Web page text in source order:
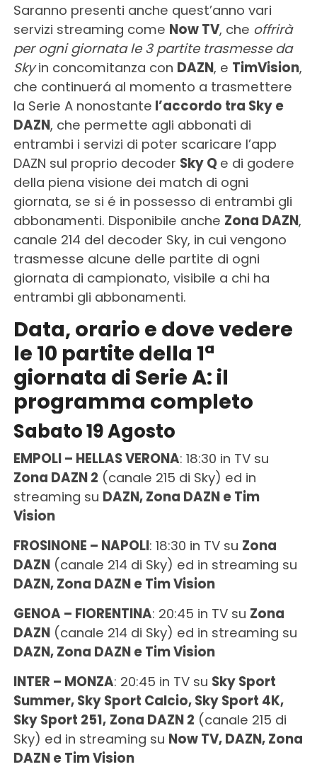
Saranno presenti anche quest’anno vari
servizi streaming come Now TV, che offrirà
per ogni giornata le 3 partite trasmesse da
Skyin concomitanza con DAZN, e TimVision,
che continuerá al momento a trasmettere
la Serie A nonostante l’accordo tra Sky e
DAZN, che permette agli abbonati di
entrambi i servizi di poter scaricare l’app
DAZN sul proprio decoder Sky Q e di godere
della piena visione dei match di ogni
giornata, se si é in possesso di entrambi gli
abbonamenti. Disponibile anche Zona DAZN,
canale 214 del decoder Sky, in cui vengono
trasmesse alcune delle partite di ogni
giornata di campionato, visibile a chi ha
entrambi gli abbonamenti.
Data, orario e dove vedere
le 10 partite della 1ª
giornata di Serie A: il
programma completo
Sabato 19 Agosto
EMPOLI – HELLAS VERONA: 18:30 in TV su
Zona DAZN 2 (canale 215 di Sky) ed in
streaming su DAZN, Zona DAZN e Tim
Vision
FROSINONE – NAPOLI: 18:30 in TV su Zona
DAZN(canale 214 di Sky) ed in streaming su
DAZN, Zona DAZN e Tim Vision
GENOA – FIORENTINA: 20:45 in TV su Zona
DAZN(canale 214 di Sky) ed in streaming su
DAZN, Zona DAZN e Tim Vision
INTER – MONZA: 20:45 in TV su Sky Sport
Summer, Sky Sport Calcio, Sky Sport 4K,
Sky Sport 251, Zona DAZN 2 (canale 215 di
Sky) ed in streaming su Now TV, DAZN, Zona
DAZN e Tim Vision